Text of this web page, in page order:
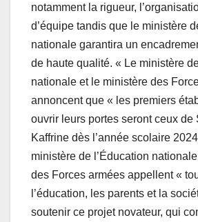
notamment la rigueur,
d’équipe tandis que le ministère
nationale garantira un
de haute qualité. « Le ministère
nationale et le ministère des
annoncent que « les premiers
ouvrir leurs portes seront ceux de
Kaffrine dès l’année scolaire
ministère de l’Éducation
des Forces armées appellent «
l’éducation, les parents et la
soutenir ce projet novateur, qui